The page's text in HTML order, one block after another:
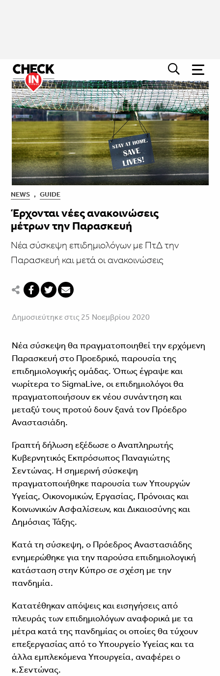
NEWS , GUIDE
Έρχονται νέες ανακοινώσεις
μέτρων την Παρασκευή
Νέα σύσκεψη επιδημιολόγων με ΠτΔ την
Παρασκευή και μετά οι ανακοινώσεις
Δημοσιεύτηκε στις 25 Νοεμβρίου 2020
Νέα σύσκεψη θα πραγματοποιηθεί την ερχόμενη
Παρασκευή στο Προεδρικό, παρουσία της
επιδημιολογικής ομάδας. Όπως έγραψε και
νωρίτερα το SigmaLive, οι επιδημιολόγοι θα
πραγματοποιήσουν εκ νέου συνάντηση και
μεταξύ τους προτού δουν ξανά τον Πρόεδρο
Αναστασιάδη.
Γραπτή δήλωση εξέδωσε ο Αναπληρωτής
Κυβερνητικός Εκπρόσωπος Παναγιώτης
Σεντώνας. Η σημερινή σύσκεψη
πραγματοποιήθηκε παρουσία των Υπουργών
Υγείας, Οικονομικών, Εργασίας, Πρόνοιας και
Κοινωνικών Ασφαλίσεων, και Δικαιοσύνης και
Δημόσιας Τάξης.
Κατά τη σύσκεψη, ο Πρόεδρος Αναστασιάδης
ενημερώθηκε για την παρούσα επιδημιολογική
κατάσταση στην Κύπρο σε σχέση με την
πανδημία.
Κατατέθηκαν απόψεις και εισηγήσεις από
πλευράς των επιδημιολόγων αναφορικά με τα
μέτρα κατά της πανδημίας οι οποίες θα τύχουν
επεξεργασίας από το Υπουργείο Υγείας και τα
άλλα εμπλεκόμενα Υπουργεία, αναφέρει ο
κ.Σεντώνας.